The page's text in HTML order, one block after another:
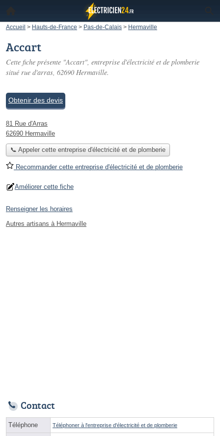
Accueil > Hauts-de-France > Pas-de-Calais > Hermaville
Accart
Cette fiche présente "Accart", entreprise d'électricité et de plomberie
situé rue d'arras, 62690 Hermaville.
Obtenir des devis
81 Rue d'Arras
62690 Hermaville
📞 Appeler cette entreprise d'électricité et de plomberie
Recommander cette entreprise d'électricité et de plomberie
Améliorer cette fiche
Renseigner les horaires
Autres artisans à Hermaville
Contact
Téléphone Téléphoner à l'entreprise d'électricité et de plomberie